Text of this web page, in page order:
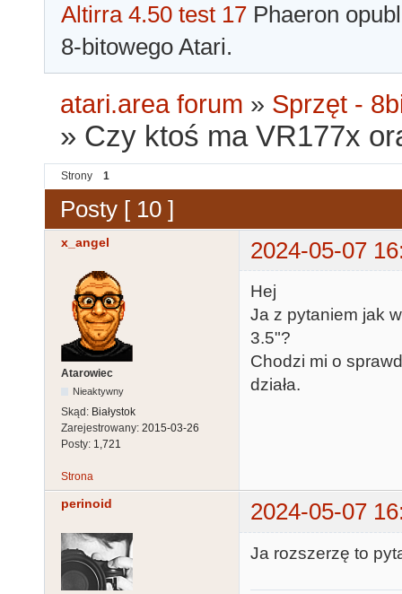
Altirra 4.50 test 17 Phaeron
8-bitowego Atari.
atari.area forum » Sprzęt -
» Czy ktoś ma VR177x
Strony 1
Posty [ 10 ]
x_angel 2024-05-07
Atarowiec
Nieaktywny
Skąd: Białystok
Zarejestrowany: 2015-03-26
Posty: 1,721
Hej
Ja z pytaniem jak
3.5"?
Chodzi mi o
działa.
Strona
perinoid 2024-05-07
Ja rozszerzę to